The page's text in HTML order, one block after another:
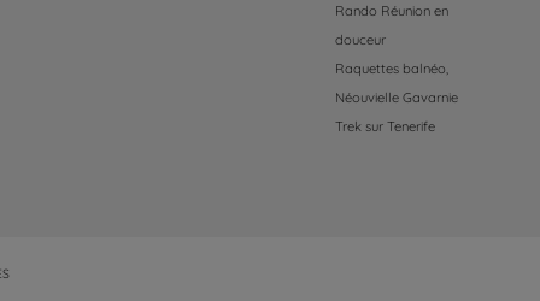
Rando Réunion en
douceur
Raquettes balnéo,
Néouvielle Gavarnie
Trek sur Tenerife